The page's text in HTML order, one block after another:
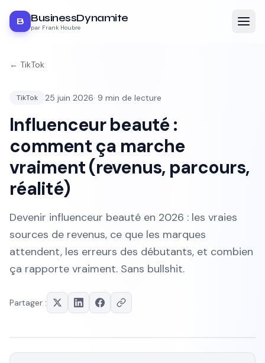
B BusinessDynamite
par Frank Houbre
← TikTok
TikTok 25 juin 2026· 9 min de lecture
Influenceur beauté :
comment ça marche
vraiment (revenus, parcours,
réalité)
Devenir influenceur beauté en 2026 : les vraies
sources de revenus, ce que les marques
attendent, les erreurs des débutants, et combien
ça rapporte vraiment. Sans bullshit.
Partager :